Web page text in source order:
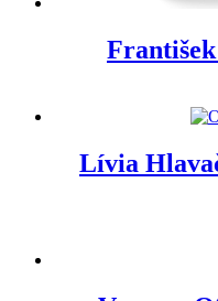
Lívia